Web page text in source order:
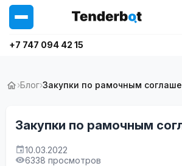
+7 747 094 42 15
›Блог›Закупки по рамочным
Закупки по рамочным
10.03.2022
6338 просмотров